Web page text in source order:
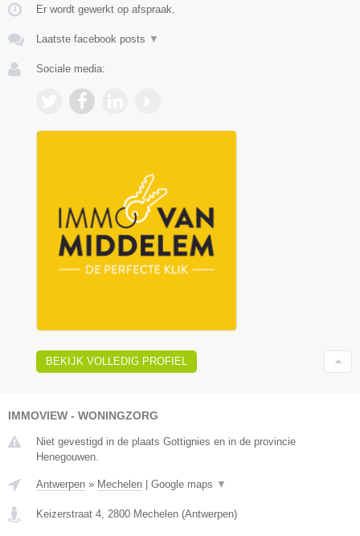
Er wordt gewerkt op afspraak.
Laatste facebook posts ▼
Sociale media:
BEKIJK VOLLEDIG PROFIEL
IMMOVIEW - WONINGZORG
Niet gevestigd in de plaats Gottignies en in de provincie
Henegouwen.
Antwerpen » Mechelen Google maps ▼
Keizerstraat 4 2800 Mechelen (Antwerpen)